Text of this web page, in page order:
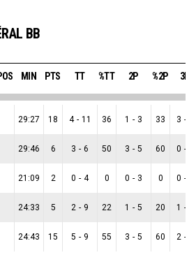
BB
MIN PTS TT %TT 2P %2P 3P
29:27 18 4 - 11 36 1 - 3 33 3 -
29:46 6 3 - 6 50 3 - 5 60 0 -
21:09 2 0 - 4 0 0 - 3 0 0 -
24:33 5 2 - 9 22 1 - 5 20 1 -
24:43 15 5 - 9 55 3 - 5 60 2 -